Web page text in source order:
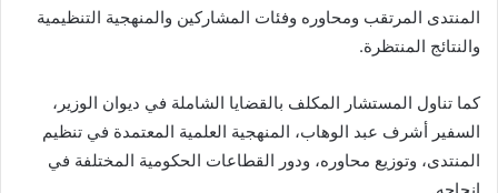
المنتدى المرتقب ومحاوره وفئات المشاركين والمنهجية التنظيمية
والنتائج المنتظرة.
كما تناول المستشار المكلف بالقضايا الشاملة في ديوان الوزير،
السفير أشرف عبد الوهاب، المنهجية العلمية المعتمدة في تنظيم
المنتدى، وتوزيع محاوره، ودور القطاعات الحكومية المختلفة في